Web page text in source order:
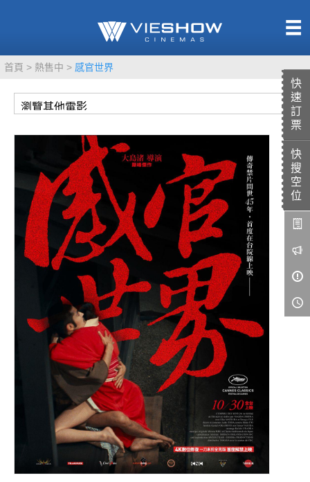
快
速
訂
票
快
搜
空
位
首頁 熱售中 感官世界
TITAN SCREEN
MUCROWN
IMAX
4DX
VR 演唱會
GOLD CLASS
AD口述影像
LIVE演唱會
影城餐飲
UNICORN
影城公告
影城活動
中獎名單
合作夥伴